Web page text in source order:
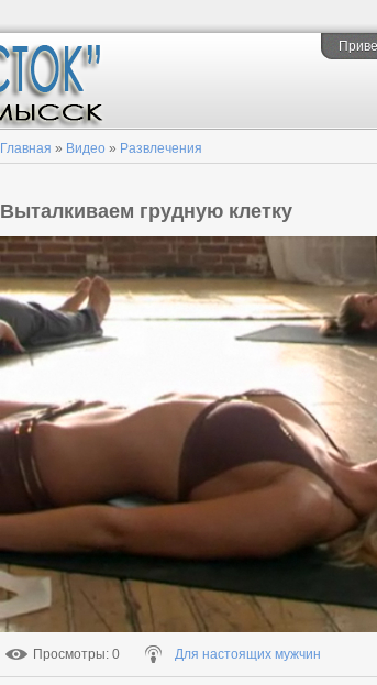
Главная » Видео » Развлечения
Выталкиваем грудную клетку
Просмотры: 0 Для настоящих мужчин